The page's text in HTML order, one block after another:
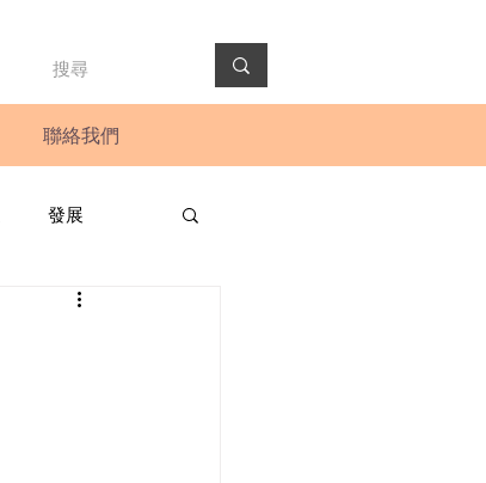
聯絡我們
發展
圓桌會議